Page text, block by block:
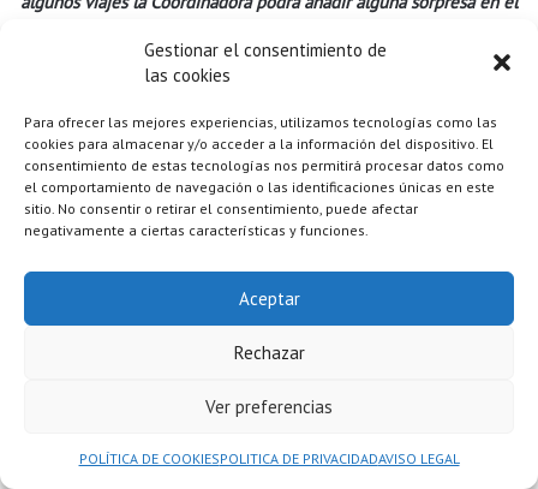
Gestionar el consentimiento de
las cookies
Para ofrecer las mejores experiencias, utilizamos tecnologías como las
cookies para almacenar y/o acceder a la información del dispositivo. El
consentimiento de estas tecnologías nos permitirá procesar datos como
el comportamiento de navegación o las identificaciones únicas en este
sitio. No consentir o retirar el consentimiento, puede afectar
negativamente a ciertas características y funciones.
Aceptar
Rechazar
Ver preferencias
POLÍTICA DE COOKIESPOLITICA DE PRIVACIDADAVISO LEGAL
permitan.
El viaje incluye